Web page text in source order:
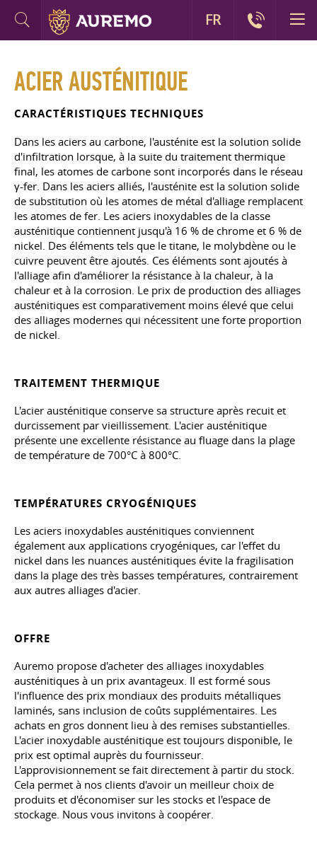
ACIER AUSTÉNITIQUE
CARACTÉRISTIQUES TECHNIQUES
Dans les aciers au carbone, l'austénite est la solution solide
d'infiltration lorsque, à la suite du traitement thermique
final, les atomes de carbone sont incorporés dans le réseau
γ-fer. Dans les aciers alliés, l'austénite est la solution solide
de substitution où les atomes de métal d'alliage remplacent
les atomes de fer. Les aciers inoxydables de la classe
austénitique contiennent jusqu'à 16 % de chrome et 6 % de
nickel. Des éléments tels que le titane, le molybdène ou le
cuivre peuvent être ajoutés. Ces éléments sont ajoutés à
l'alliage afin d'améliorer la résistance à la chaleur, à la
chaleur et à la corrosion. Le prix de production des alliages
austénitiques est comparativement moins élevé que celui
des alliages modernes qui nécessitent une forte proportion
de nickel.
TRAITEMENT THERMIQUE
L'acier austénitique conserve sa structure après recuit et
durcissement par vieillissement. L'acier austénitique
présente une excellente résistance au fluage dans la plage
de température de 700°C à 800°C.
TEMPÉRATURES CRYOGÉNIQUES
Les aciers inoxydables austénitiques conviennent
également aux applications cryogéniques, car l'effet du
nickel dans les nuances austénitiques évite la fragilisation
dans la plage des très basses températures, contrairement
aux autres alliages d'acier.
OFFRE
Auremo propose d'acheter des alliages inoxydables
austénitiques à un prix avantageux. Il est formé sous
l'influence des prix mondiaux des produits métalliques
laminés, sans inclusion de coûts supplémentaires. Les
achats en gros donnent lieu à des remises substantielles.
L'acier inoxydable austénitique est toujours disponible, le
prix est optimal auprès du fournisseur.
L'approvisionnement se fait directement à partir du stock.
Cela permet à nos clients d'avoir un meilleur choix de
produits et d'économiser sur les stocks et l'espace de
stockage. Nous vous invitons à coopérer.
FR